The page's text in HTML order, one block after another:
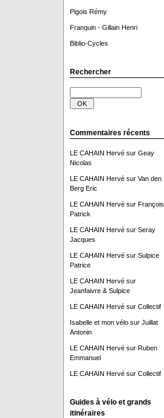
Pigois Rémy
Franquin - Gillain Henri
Biblio-Cycles
Rechercher
Commentaires récents
LE CAHAIN Hervésur Geay
Nicolas
LE CAHAIN Hervésur Van den
Berg Eric
LE CAHAIN Hervésur François
Patrick
LE CAHAIN Hervésur Seray
Jacques
LE CAHAIN Hervésur Sulpice
Patrice
LE CAHAIN Hervésur
Jeanfaivre & Sulpice
LE CAHAIN Hervésur Collectif
Isabelle et mon vélosur Juillat
Antonin
LE CAHAIN Hervésur Ruben
Emmanuel
LE CAHAIN Hervésur Collectif
Guides à vélo et grands
itinéraires